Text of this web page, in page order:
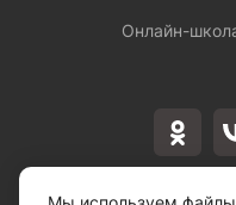
Лицензия
Онлайн-